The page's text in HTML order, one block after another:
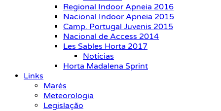
Regional Indoor Apneia 2016
Nacional Indoor Apneia 2015
Camp. Portugal Juvenis 2015
Nacional de Access 2014
Les Sables Horta 2017
Notícias
Horta Madalena Sprint
Links
Marés
Meteorologia
Legislação